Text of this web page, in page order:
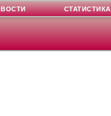
СТАТИСТИКА